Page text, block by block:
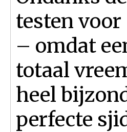
testen voor
– omdat
totaal
heel
perfecte